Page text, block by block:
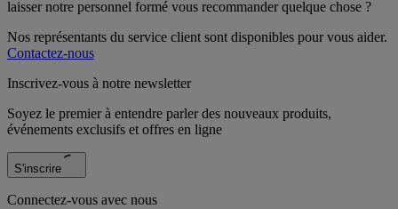
laisser notre personnel formé vous recommander quelque chose ?
Nos représentants du service client sont disponibles pour vous aider.
Contactez-nous
Inscrivez-vous à notre newsletter
Soyez le premier à entendre parler des nouveaux produits,
événements exclusifs et offres en ligne
S'inscrire
Connectez-vous avec nous